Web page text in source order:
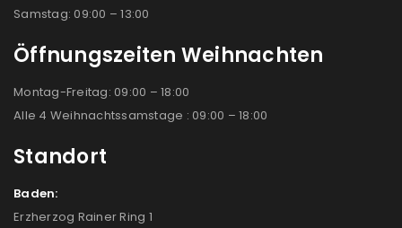
Samstag: 09:00 – 13:00
Öffnungszeiten Weihnachten
Montag-Freitag: 09:00 – 18:00
Alle 4 Weihnachtssamstage : 09:00 – 18:00
Standort
Baden:
Erzherzog Rainer Ring 1